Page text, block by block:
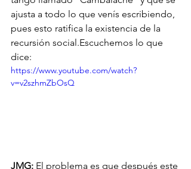
ajusta a todo lo que venís escribiendo,
pues esto ratifica la existencia de la
recursión social.Escuchemos lo que
dice:
https://www.youtube.com/watch?
v=v2szhmZbOsQ
JMG: El problema es que después este